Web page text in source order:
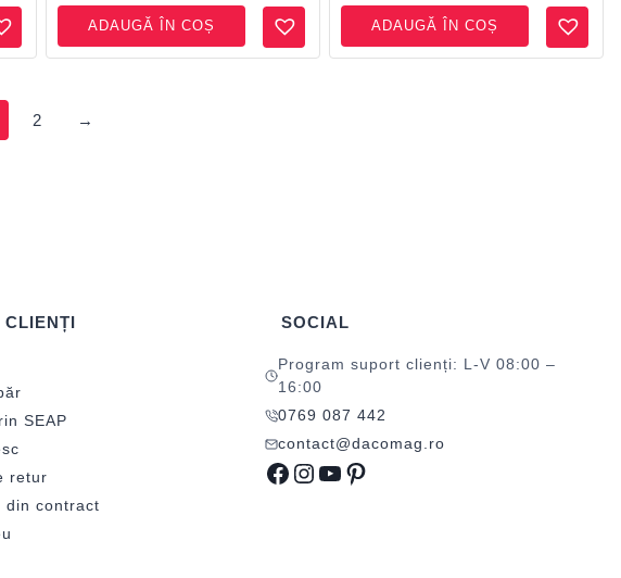
ADAUGĂ ÎN COȘ ADAUGĂ ÎN COȘ
2 →
CLIENȚI
SEAP
retur
din contract
SOCIAL
Program suport clienți: L-V 08:00 –
16:00
0769 087 442
contact@dacomag.ro
Facebook
Instagram
YouTube
Pinterest